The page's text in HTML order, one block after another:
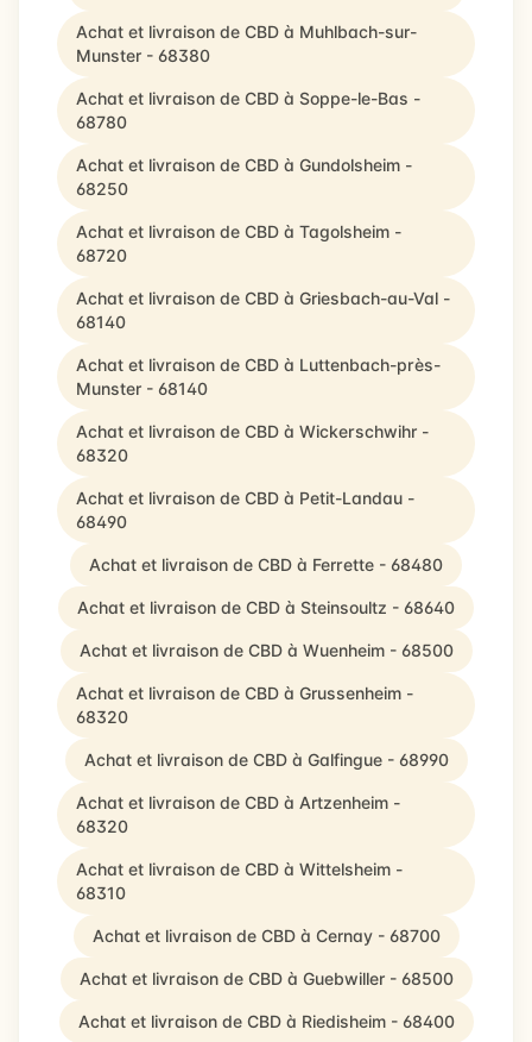
Achat et livraison de CBD à Muhlbach-sur-
Munster - 68380
Achat et livraison de CBD à Soppe-le-Bas -
68780
Achat et livraison de CBD à Gundolsheim -
68250
Achat et livraison de CBD à Tagolsheim -
68720
Achat et livraison de CBD à Griesbach-au-Val -
68140
Achat et livraison de CBD à Luttenbach-près-
Munster - 68140
Achat et livraison de CBD à Wickerschwihr -
68320
Achat et livraison de CBD à Petit-Landau -
68490
Achat et livraison de CBD à Ferrette - 68480
Achat et livraison de CBD à Steinsoultz - 68640
Achat et livraison de CBD à Wuenheim - 68500
Achat et livraison de CBD à Grussenheim -
68320
Achat et livraison de CBD à Galfingue - 68990
Achat et livraison de CBD à Artzenheim -
68320
Achat et livraison de CBD à Wittelsheim -
68310
Achat et livraison de CBD à Cernay - 68700
Achat et livraison de CBD à Guebwiller - 68500
Achat et livraison de CBD à Riedisheim - 68400